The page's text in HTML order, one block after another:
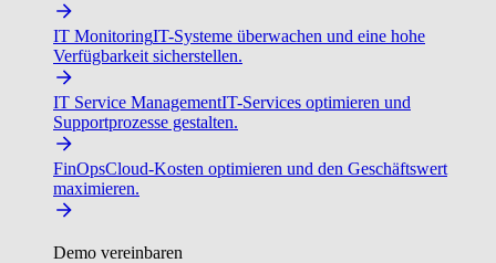
IT MonitoringIT-Systeme überwachen und eine hohe
Verfügbarkeit sicherstellen.
IT Service ManagementIT-Services optimieren und
Supportprozesse gestalten.
FinOpsCloud-Kosten optimieren und den Geschäftswert
maximieren.
Demo vereinbaren